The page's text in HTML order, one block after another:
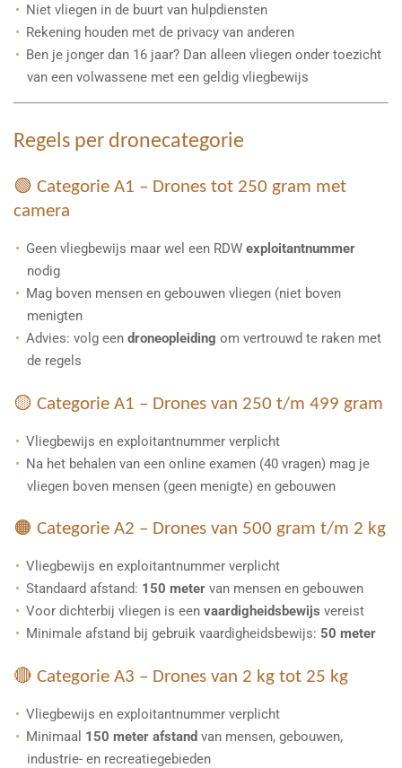
Niet vliegen in de buurt van hulpdiensten
Rekening houden met de privacy van anderen
Ben je jonger dan 16 jaar? Dan alleen vliegen onder toezicht
van een volwassene met een geldig vliegbewijs
Regels per dronecategorie
🟢 Categorie A1 – Drones tot 250 gram met
camera
Geen vliegbewijs maar wel een RDW exploitantnummer
nodig
Mag boven mensen en gebouwen vliegen (niet boven
menigten
Advies: volg een droneopleiding om vertrouwd te raken met
de regels
🟡 Categorie A1 – Drones van 250 t/m 499 gram
Vliegbewijs en exploitantnummer verplicht
Na het behalen van een online examen (40 vragen) mag je
vliegen boven mensen (geen menigte) en gebouwen
🟠 Categorie A2 – Drones van 500 gram t/m 2 kg
Vliegbewijs en exploitantnummer verplicht
Standaard afstand: 150 meter van mensen en gebouwen
Voor dichterbij vliegen is een vaardigheidsbewijs vereist
Minimale afstand bij gebruik vaardigheidsbewijs: 50 meter
🔴 Categorie A3 – Drones van 2 kg tot 25 kg
Vliegbewijs en exploitantnummer verplicht
Minimaal 150 meter afstand van mensen, gebouwen,
industrie- en recreatiegebieden